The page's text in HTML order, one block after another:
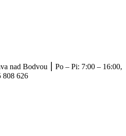
nad Bodvou ⎮ Po – Pi: 7:00 – 16:00,
808 626